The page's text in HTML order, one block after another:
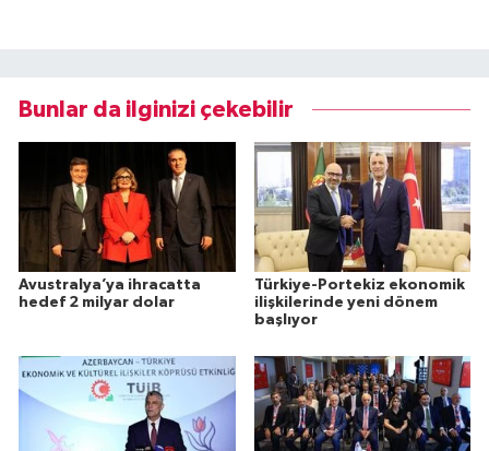
Bunlar da ilginizi çekebilir
Avustralya’ya ihracatta
hedef 2 milyar dolar
Türkiye-Portekiz ekonomik
ilişkilerinde yeni dönem
başlıyor